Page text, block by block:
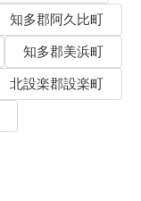
知多郡阿久比町
知多郡美浜町
北設楽郡設楽町